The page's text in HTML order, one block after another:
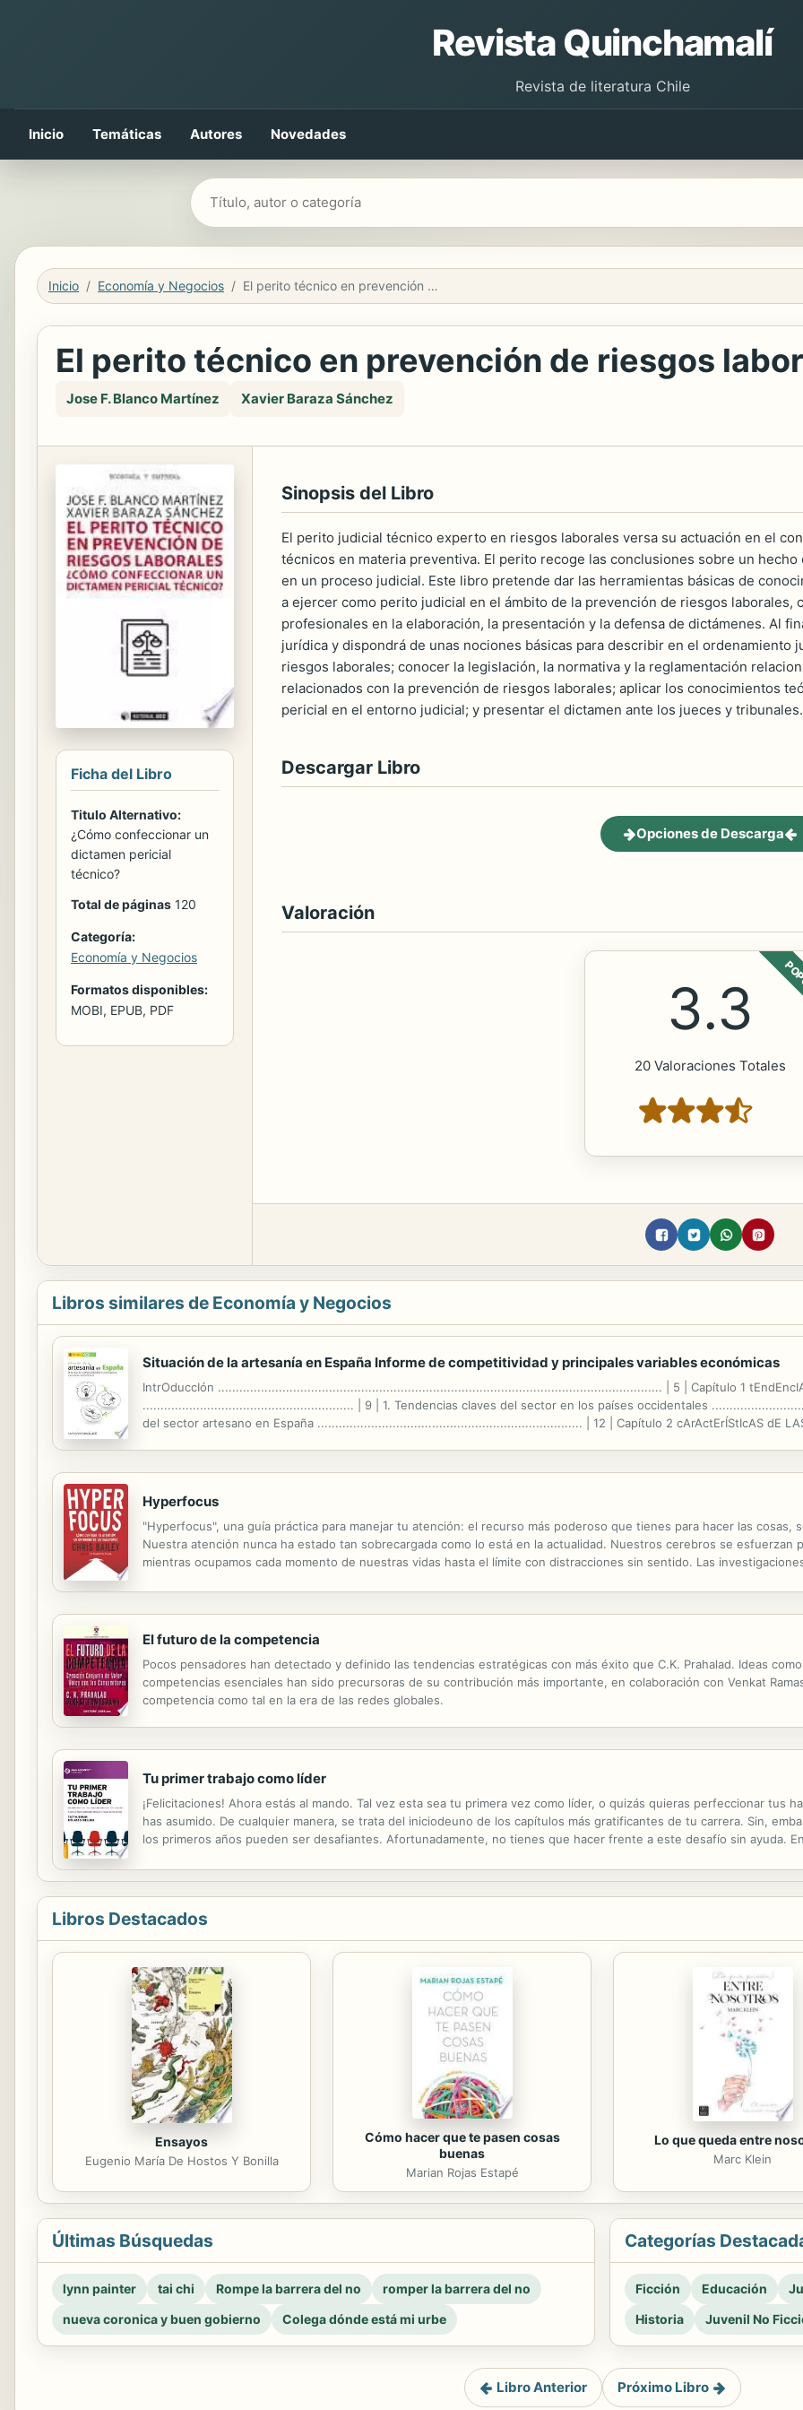
Revista Quinchamalí
Revista de literatura Chile
Inicio Temáticas Autores Novedades
Buscar libros
Inicio Economía y Negocios El perito técnico en prevención de riesgos laborales
El perito técnico en prevención de riesgos
Jose F. Blanco Martínez Xavier Baraza Sánchez
Ficha del Libro
Titulo Alternativo:
¿Cómo confeccionar un
dictamen pericial
técnico?
Total de páginas 120
Categoría:
Economía y Negocios
Formatos disponibles:
MOBI, EPUB, PDF
Sinopsis del Libro
El perito judicial técnico experto en riesgos laborales versa su actuación en el
técnicos en materia preventiva. El perito recoge las conclusiones sobre un
en un proceso judicial. Este libro pretende dar las herramientas básicas de
a ejercer como perito judicial en el ámbito de la prevención de riesgos
profesionales en la elaboración, la presentación y la defensa de dictámenes. Al
jurídica y dispondrá de unas nociones básicas para describir en el
riesgos laborales; conocer la legislación, la normativa y la reglamentación
relacionados con la prevención de riesgos laborales; aplicar los conocimientos
pericial en el entorno judicial; y presentar el dictamen ante los jueces y tribunales.
Descargar Libro
Opciones de Descarga
Valoración
3.3
20 Valoraciones Totales
Libros similares de Economía y Negocios
Situación de la artesanía en España Informe de competitividad y principales variables económicas
IntrOduccIón ............................................................................................................................ | 5 | Capítulo 1
........................................................... | 9 | 1. Tendencias claves del sector en los países occidentales
del sector artesano en España .......................................................................... | 12 | Capítulo 2 cArActErÍStIcAS dE
Hyperfocus
"Hyperfocus", una guía práctica para manejar tu atención: el recurso más poderoso que tienes para hacer las cosas,
Nuestra atención nunca ha estado tan sobrecargada como lo está en la actualidad. Nuestros cerebros se esfuerzan
mientras ocupamos cada momento de nuestras vidas hasta el límite con distracciones sin sentido. Las
El futuro de la competencia
Pocos pensadores han detectado y definido las tendencias estratégicas con más éxito que C.K. Prahalad. Ideas
competencias esenciales han sido precursoras de su contribución más importante, en colaboración con Venkat
competencia como tal en la era de las redes globales.
Tu primer trabajo como líder
¡Felicitaciones! Ahora estás al mando. Tal vez esta sea tu primera vez como líder, o quizás quieras perfeccionar tus
has asumido. De cualquier manera, se trata del iniciodeuno de los capítulos más gratificantes de tu carrera. Sin,
los primeros años pueden ser desafiantes. Afortunadamente, no tienes que hacer frente a este desafío sin ayuda.
Libros Destacados
Ensayos
Eugenio María De Hostos Y Bonilla
Cómo hacer que te pasen cosas
buenas
Marian Rojas Estapé
Lo que queda entre
Marc Klein
Últimas Búsquedas
lynn painter tai chi Rompe la barrera del no
romper la barrera del no
nueva coronica y buen gobierno
Colega dónde está mi urbe
Categorías
Ficción Educación
Historia
Juvenil No
Libro Anterior Próximo Libro